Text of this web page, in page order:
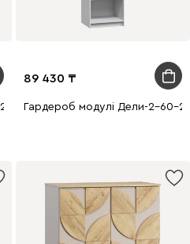
Ақ
89 430
Гардероб модулі Дели-2-60-